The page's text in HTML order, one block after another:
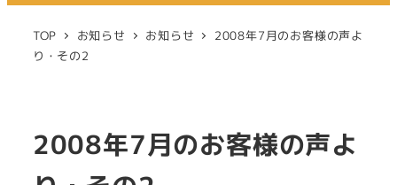
TOP お知らせ お知らせ
2008年7月のお客様の声よ
り・その2
2008年7月のお客様の声よ